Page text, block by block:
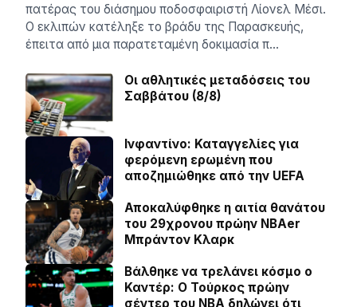
πατέρας του διάσημου ποδοσφαιριστή Λίονελ Μέσι.
Ο εκλιπών κατέληξε το βράδυ της Παρασκευής,
έπειτα από μια παρατεταμένη δοκιμασία π…
Οι αθλητικές μεταδόσεις του
Σαββάτου (8/8)
Ινφαντίνο: Καταγγελίες για
φερόμενη ερωμένη που
αποζημιώθηκε από την UEFA
Αποκαλύφθηκε η αιτία θανάτου
του 29χρονου πρώην NBAer
Μπράντον Κλαρκ
Βάλθηκε να τρελάνει κόσμο ο
Καντέρ: Ο Τούρκος πρώην
σέντερ του NBA δηλώνει ότι